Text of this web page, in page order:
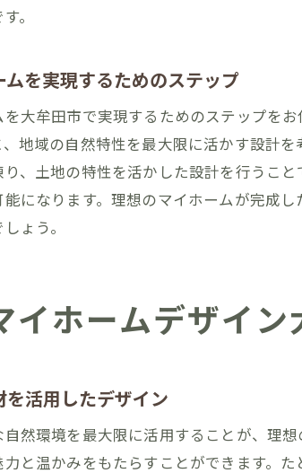
自然と融合
大牟田市
理想のマ
。
を実現するためのステップ
大牟田市で実現するためのステップを
地域の自然特性を最大限に活かす設計
、土地の特性を活かした設計を行うこ
になります。理想のマイホームが完成
ょう。
イホームデザイ
活用したデザイン
然環境を最大限に活用することが、理
と温かみをもたらすことができます。